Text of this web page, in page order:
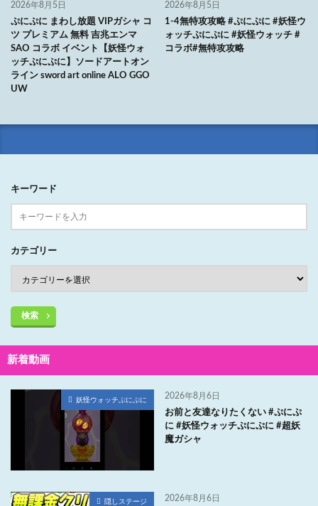
2026年8月5日
ぷにぷに まわし放題 VIPガシャ コ
ツ プレミアム 無料 吉兆エンマ
SAO コラボ イベント【妖怪ウォ
ッチぷにぷに】ソードアートオン
ライン sword art online ALO GGO
UW
2026年8月5日
1-4無特攻攻略 #ぷにぷに #妖怪ウ
ォッチぷにぷに #妖怪ウォッチ #
コラボ#無特攻攻略
キーワード
カテゴリー
検索
新着動画
妖怪ウォッチぷにぷに 2026年8月6日
お前と友達なりたくない #ぷにぷ
に #妖怪ウォッチぷにぷに #超妖
魔ガシャ
隠しステージ 2026年8月6日